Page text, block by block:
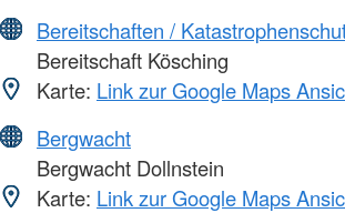
Bereitschaften /
Bereitschaft Kösching
Karte: Link zur Google Maps
Bergwacht
Bergwacht Dollnstein
Karte: Link zur Google Maps